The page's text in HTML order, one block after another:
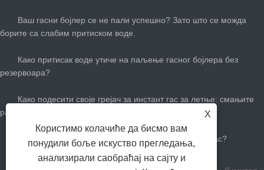
Ваш гасни бојлер се не пали успешно? Зато што се можда
борите са слабим притиском воде.
Како притисак воде утиче на паљење гасног бојлера без
резервоара?
Како подесити своје грејач за инстант гас за летње: смањите
рачуне за гас и останите цоол
Колико вам је потребан велики бој топле воде за гас?
X
Користимо колачиће да бисмо вам
понудили боље искуство прегледања,
анализирали саобраћај на сајту и